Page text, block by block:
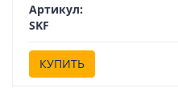
Артикул:
SKF
КУПИТЬ